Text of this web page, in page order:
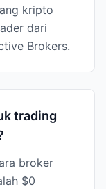
kripto
dari
Brokers.
trading
broker
$0